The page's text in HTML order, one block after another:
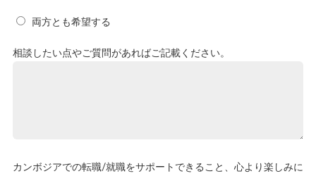
両方とも希望する
相談したい点やご質問があればご記載ください。
カンボジアでの転職/就職をサポートできること、心より楽しみに